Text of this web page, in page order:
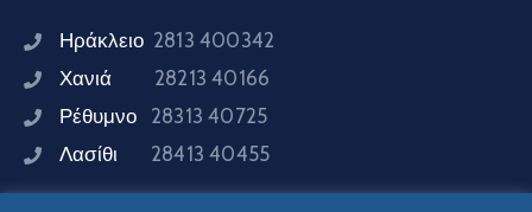
Ηράκλειο 2813 400342
Χανιά 28213 40166
Ρέθυμνο 28313 40725
Λασίθι 28413 40455